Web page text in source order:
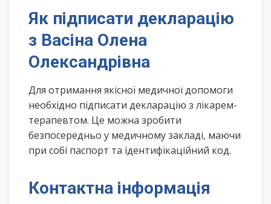
Як підписати декларацію
з Васіна Олена
Олександрівна
Для отримання якісної медичної допомоги
необхідно підписати декларацію з лікарем-
терапевтом. Це можна зробити
безпосередньо у медичному закладі, маючи
при собі паспорт та ідентифікаційний код.
Контактна інформація